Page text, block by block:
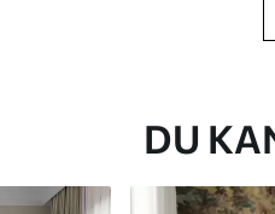
i den størrelse, du har
vand.
DU